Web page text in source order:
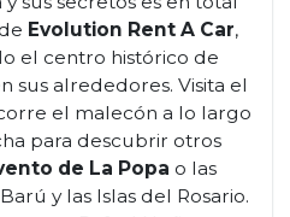
Evolution Rent A Car,
el centro histórico de
sus alrededores. Visita el
el malecón a lo largo
para descubrir otros
de La Popa o las
y las Islas del Rosario.